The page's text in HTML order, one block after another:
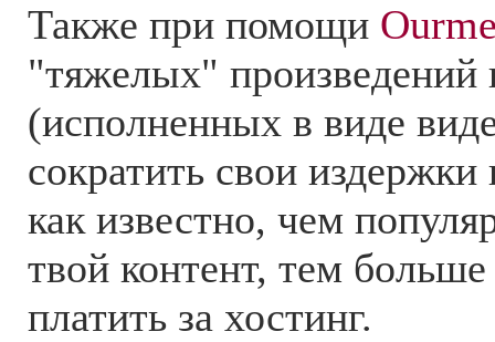
Также при помощи
"тяжелых" произведений
(исполненных в виде
сократить свои
как известно, чем
твой контент, тем
платить за хостинг.